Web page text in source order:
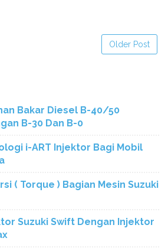
Older Post
Bakar Diesel B-40/50
B-30 Dan B-0
i-ART Injektor Bagi Mobil
( Torque ) Bagian Mesin Suzuki
Suzuki Swift Dengan Injektor